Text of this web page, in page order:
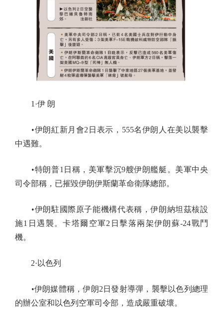
1·伊 朗
•伊朗紅新月會2日表示，555名伊朗人在美以襲擊
中遇難。
•特朗普1日稱，美軍擊沉9艘伊朗艦艇。美軍中央
司令部稱，已摧毀伊朗伊斯蘭革命衛隊總部。
•伊朗駐國際原子能機構代表稱，伊朗納坦茲核設
施1日遇襲。卡塔爾空軍2日擊落兩架伊朗蘇-24戰鬥
機。
2·以色列
•伊朗媒體稱，伊朗2日發射導彈，襲擊以色列總理
的辦公室和以色列空軍司令部，造成嚴重破壞。